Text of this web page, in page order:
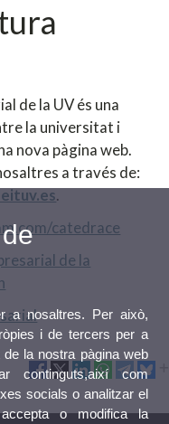
de la UV és una
la universitat i
nova pàgina web.
a través de:
.
catedrace
de la
a nosaltres. Per això,
i de tercers per a
la nostra pàgina web
continguts,així com
socials o analitzar el
o modifica la